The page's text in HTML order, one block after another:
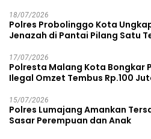
18/07/2026
Polres Probolinggo Kota
Jenazah di Pantai Pilang Satu
17/07/2026
Polresta Malang Kota Bongkar
Ilegal Omzet Tembus Rp.100
15/07/2026
Polres Lumajang Amankan
Sasar Perempuan dan Anak